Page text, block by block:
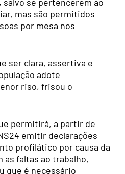
mas são permitidos
por mesa nos
ser clara, assertiva e
adote
riso, frisou o
permitirá, a partir de
emitir declarações
profilático por causa da
as faltas ao trabalho,
que é necessário